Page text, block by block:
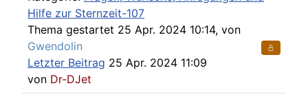
Hilfe zur Sternzeit-107
Thema gestartet 25 Apr. 2024 10:14, von
Gwendolin
Letzter Beitrag 25 Apr. 2024 11:09
von Dr-DJet